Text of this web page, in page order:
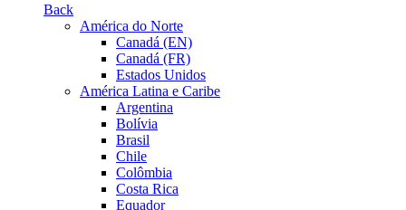
Back
América do Norte
Canadá (EN)
Canadá (FR)
Estados Unidos
América Latina e Caribe
Argentina
Bolívia
Brasil
Chile
Colômbia
Costa Rica
Equador